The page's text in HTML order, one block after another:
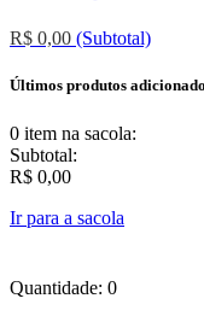
R$ 0,00 (Subtotal)
Últimos produtos
0 item na sacola:
Subtotal:
R$ 0,00
Ir para a sacola
Quantidade: 0